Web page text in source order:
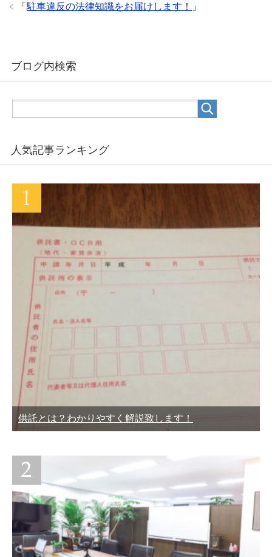
「 駐車違反の法律知識をお届けします！ 」
ブログ内検索
人気記事ランキング
供託とは？わかりやすく解説致します！